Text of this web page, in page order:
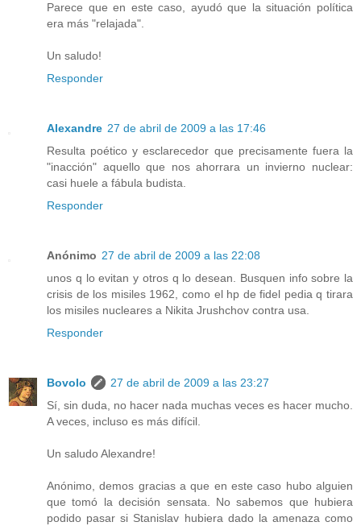
Parece que en este caso, ayudó que la situación política
era más "relajada".
Un saludo!
Responder
Alexandre 27 de abril de 2009 a las 17:46
Resulta poético y esclarecedor que precisamente fuera la
"inacción" aquello que nos ahorrara un invierno nuclear:
casi huele a fábula budista.
Responder
Anónimo 27 de abril de 2009 a las 22:08
unos q lo evitan y otros q lo desean. Busquen info sobre la
crisis de los misiles 1962, como el hp de fidel pedia q tirara
los misiles nucleares a Nikita Jrushchov contra usa.
Responder
Bovolo
27 de abril de 2009 a las 23:27
Sí, sin duda, no hacer nada muchas veces es hacer mucho.
A veces, incluso es más difícil.
Un saludo Alexandre!
Anónimo, demos gracias a que en este caso hubo alguien
que tomó la decisión sensata. No sabemos que hubiera
podido pasar si Stanislav hubiera dado la amenaza como